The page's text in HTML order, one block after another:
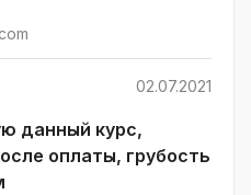
02.07.2021
данный курс,
оплаты, грубость